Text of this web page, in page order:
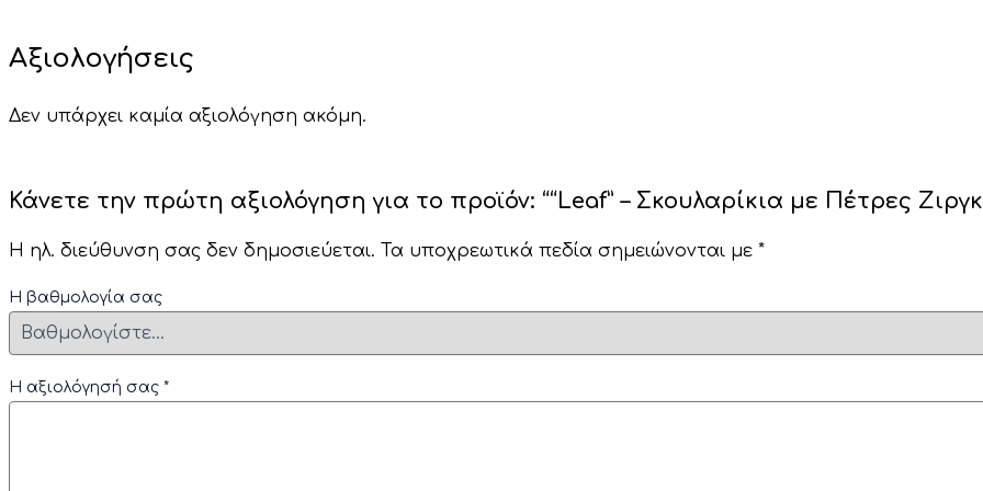
Αξιολογήσεις
Δεν υπάρχει καμία αξιολόγηση ακόμη.
Κάνετε την πρώτη αξιολόγηση για το προϊόν: ““Leaf” – Σκουλαρίκια με Πέτρες
Η ηλ. διεύθυνση σας δεν δημοσιεύεται. Τα υποχρεωτικά πεδία σημειώνονται με *
Η βαθμολογία σας
Η αξιολόγησή σας *